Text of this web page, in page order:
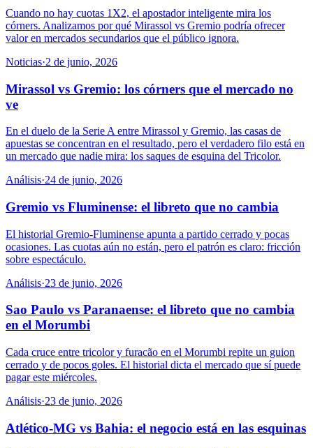
Cuando no hay cuotas 1X2, el apostador inteligente mira los
córners. Analizamos por qué Mirassol vs Gremio podría ofrecer
valor en mercados secundarios que el público ignora.
Noticias·2 de junio, 2026
Mirassol vs Gremio: los córners que el mercado no
ve
En el duelo de la Serie A entre Mirassol y Gremio, las casas de
apuestas se concentran en el resultado, pero el verdadero filo está en
un mercado que nadie mira: los saques de esquina del Tricolor.
Análisis·24 de junio, 2026
Gremio vs Fluminense: el libreto que no cambia
El historial Gremio-Fluminense apunta a partido cerrado y pocas
ocasiones. Las cuotas aún no están, pero el patrón es claro: fricción
sobre espectáculo.
Análisis·23 de junio, 2026
Sao Paulo vs Paranaense: el libreto que no cambia
en el Morumbi
Cada cruce entre tricolor y furacão en el Morumbi repite un guion
cerrado y de pocos goles. El historial dicta el mercado que sí puede
pagar este miércoles.
Análisis·23 de junio, 2026
Atlético-MG vs Bahia: el negocio está en las esquinas